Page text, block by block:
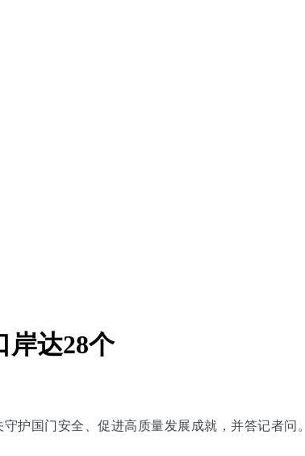
岸达28个
护国门安全、促进高质量发展成就，并答记者问。